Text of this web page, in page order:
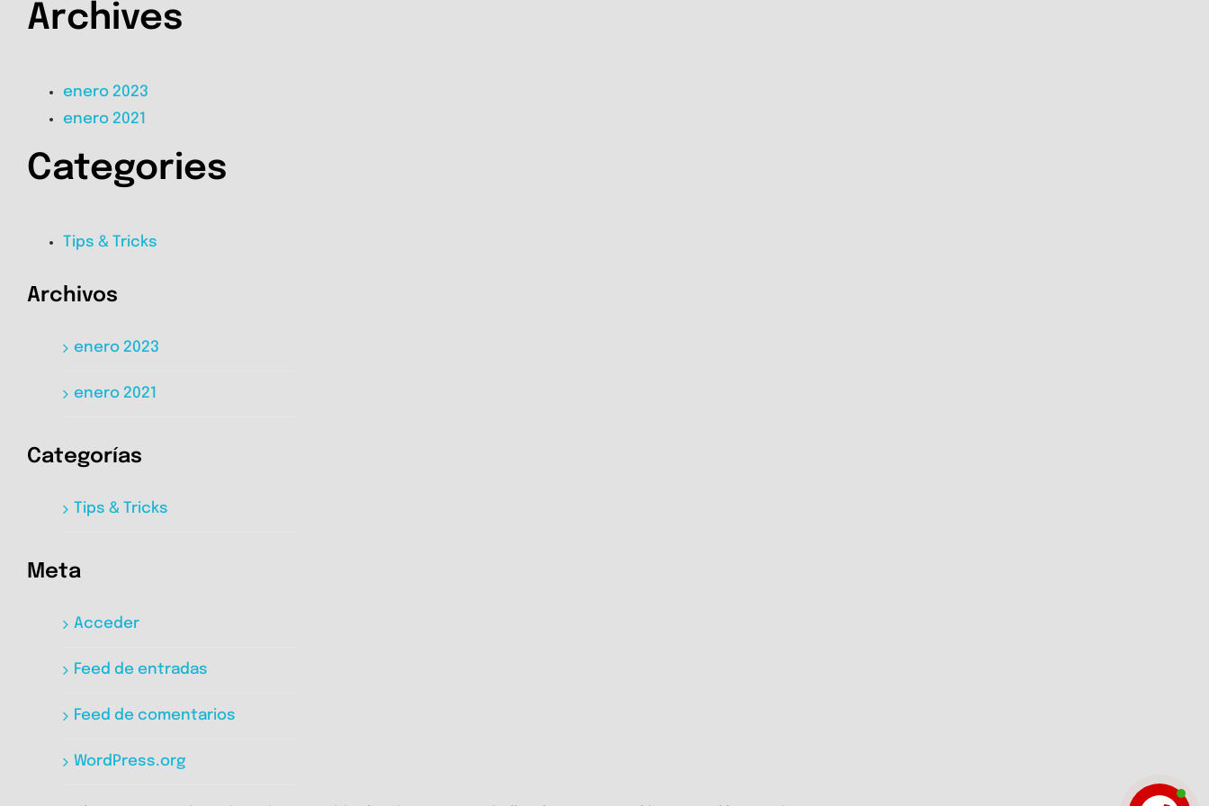
Archives
enero 2023
enero 2021
Categories
Tips & Tricks
Archivos
enero 2023
enero 2021
Categorías
Tips & Tricks
Meta
Acceder
Feed de entradas
Feed de comentarios
WordPress.org